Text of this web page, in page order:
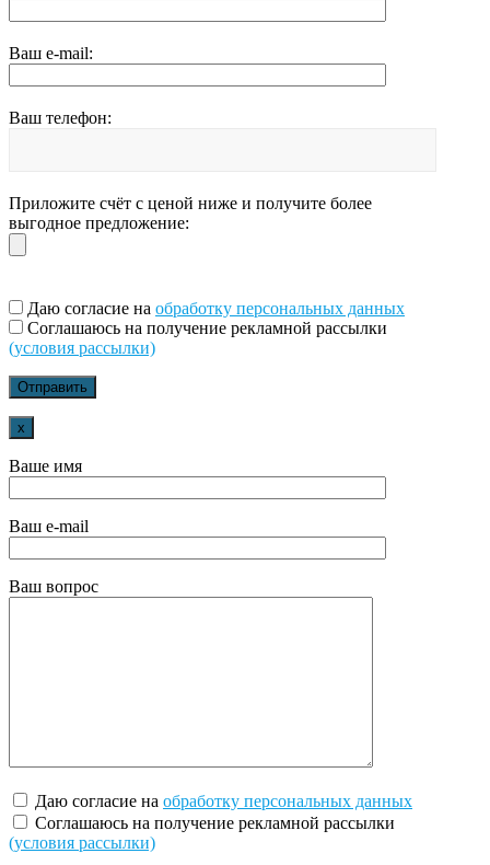
Ваш e-mail:
Ваш телефон:
Приложите счёт с ценой ниже и получите более
выгодное предложение:
Даю согласие на обработку персональных данных
Соглашаюсь на получение рекламной рассылки
(условия рассылки)
x
Ваше имя
Ваш e-mail
Ваш вопрос
Даю согласие на обработку персональных данных
Соглашаюсь на получение рекламной рассылки
(условия рассылки)